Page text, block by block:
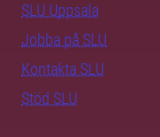
SLU Uppsala
Jobba på SLU
Kontakta SLU
Stöd SLU